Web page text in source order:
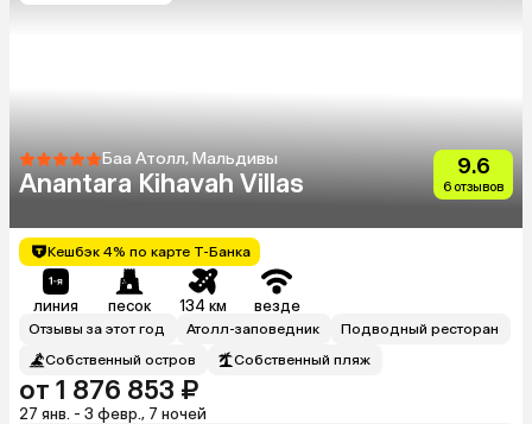
Баа Атолл, Мальдивы
Anantara Kihavah Villas
9.6
6 отзывов
Кешбэк 4% по карте Т-Банка
линия песок 134 км везде
Отзывы за этот год Атолл-заповедник
Подводный ресторан
Собственный остров
Собственный пляж
от 1 876 853 ₽
27 янв. - 3 февр., 7 ночей